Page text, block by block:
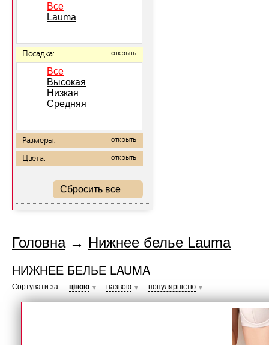
Все
Lauma
Посадка: открыть
Все
Высокая
Низкая
Средняя
Размеры: открыть
Цвета: открыть
Сбросить все
Головна→ Нижнее белье Lauma
НИЖНЕЕ БЕЛЬЕ LAUMA
Сортувати за: ціною ▼ назвою ▼ популярністю ▼